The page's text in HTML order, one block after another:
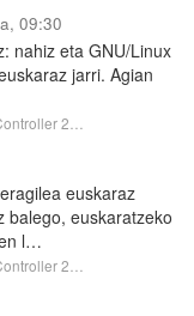
09:30
nahiz eta GNU/Linux
jarri. Agian
2…
euskaraz
balego, euskaratzeko
l…
2…